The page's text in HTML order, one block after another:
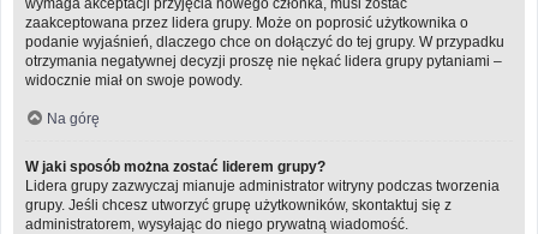
zaakceptowana przez lidera grupy. Może on poprosić użytkownika o
podanie wyjaśnień, dlaczego chce on dołączyć do tej grupy. W przypadku
otrzymania negatywnej decyzji proszę nie nękać lidera grupy pytaniami –
widocznie miał on swoje powody.
Na górę
W jaki sposób można zostać liderem grupy?
Lidera grupy zazwyczaj mianuje administrator witryny podczas tworzenia
grupy. Jeśli chcesz utworzyć grupę użytkowników, skontaktuj się z
administratorem, wysyłając do niego prywatną wiadomość.